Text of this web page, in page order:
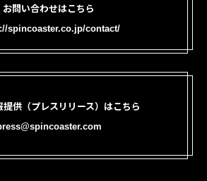
お問い合わせはこちら
spincoaster.co.jp/contact/
提供（プレスリリース）はこちら